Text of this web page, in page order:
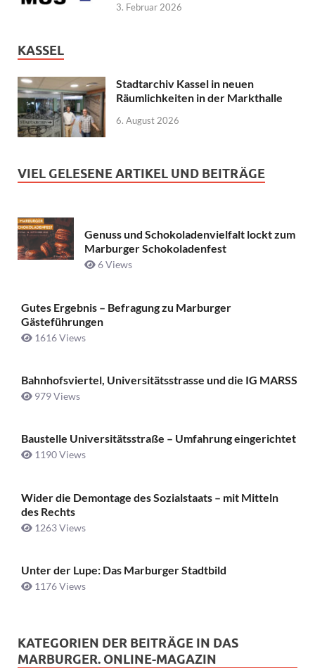
3. Februar 2026
KASSEL
Stadtarchiv Kassel in neuen
Räumlichkeiten in der Markthalle
6. August 2026
VIEL GELESENE ARTIKEL UND BEITRÄGE
Genuss und Schokoladenvielfalt lockt zum
Marburger Schokoladenfest
6 Views
Gutes Ergebnis – Befragung zu Marburger
Gästeführungen
1616 Views
Bahnhofsviertel, Universitätsstrasse und die IG MARSS
979 Views
Baustelle Universitätsstraße ­– Umfahrung eingerichtet
1190 Views
Wider die Demontage des Sozialstaats – mit Mitteln
des Rechts
1263 Views
Unter der Lupe: Das Marburger Stadtbild
1176 Views
KATEGORIEN DER BEITRÄGE IN DAS
MARBURGER. ONLINE-MAGAZIN